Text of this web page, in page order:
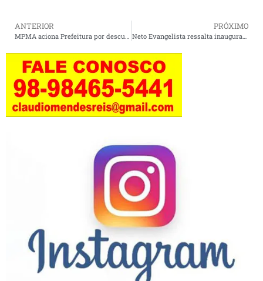
ANTERIOR
MPMA aciona Prefeitura por descumprimento de TAC para reforma do matadouro.
PRÓXIMO
Neto Evangelista ressalta inauguração do curso de Medicina da UEMA em São Luís